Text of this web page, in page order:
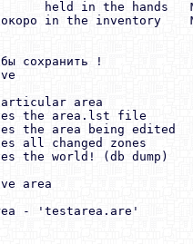
held in the hands
окоро in the inventory
сохранить !
area
the area.lst file
the area being edited
all changed zones
the world! (db dump)
area
- 'testarea.are'